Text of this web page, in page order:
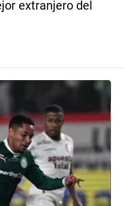
extranjero del